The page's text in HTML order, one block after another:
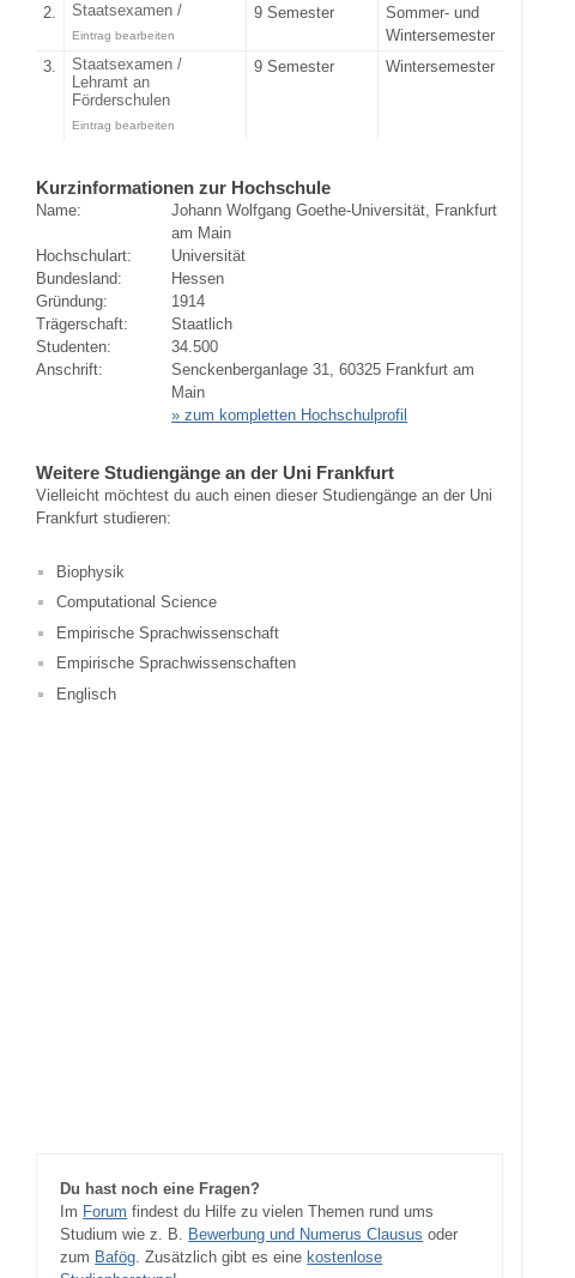
2. Staatsexamen /
Eintrag bearbeiten
9 Semester
Sommer- und
Wintersemester
3.
Staatsexamen /
Lehramt an
Förderschulen
Eintrag bearbeiten
9 Semester Wintersemester
Kurzinformationen zur Hochschule
Name:
Johann Wolfgang Goethe-Universität, Frankfurt
am Main
Hochschulart:
Universität
Bundesland:
Hessen
Gründung:
1914
Trägerschaft:
Staatlich
Studenten:
34.500
Anschrift:
Senckenberganlage 31, 60325 Frankfurt am
Main
» zum kompletten Hochschulprofil
Weitere Studiengänge an der Uni Frankfurt
Vielleicht möchtest du auch einen dieser Studiengänge an der Uni
Frankfurt studieren:
Biophysik
Computational Science
Empirische Sprachwissenschaft
Empirische Sprachwissenschaften
Englisch
Du hast noch eine Fragen?
Im Forum findest du Hilfe zu vielen Themen rund ums
Studium wie z. B. Bewerbung und Numerus Clausus oder
zum Bafög. Zusätzlich gibt es eine kostenlose